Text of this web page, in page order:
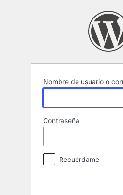
Nombre de usuario o
Contraseña
Recuérdame